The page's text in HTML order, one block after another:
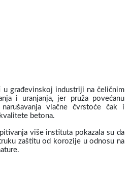
građevinskoj industriji na čeličnim
i uranjanja, jer pruža povećanu
vlačne čvrstoće čak i
betona.
više instituta pokazala su da
zaštitu od korozije u odnosu na